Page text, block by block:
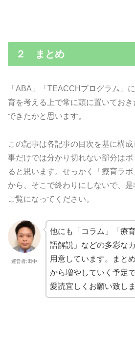
２ まとめ
「ABA」「TEACCHプログラム」
育を考える上で常に頭に置いてお
できたかと思います。
この記事は各記事の目次を基に構
事だけでは分かり切れない部分は
ると思います。せっかく「療育ラ
から、そこで終わりにしないで、
ご覧になってください。
運営者:田中
他にも「コラム」「療
語解説」などの多彩な
用意しています。まと
から増やしていく予定
愛読宜しくお願い致しま